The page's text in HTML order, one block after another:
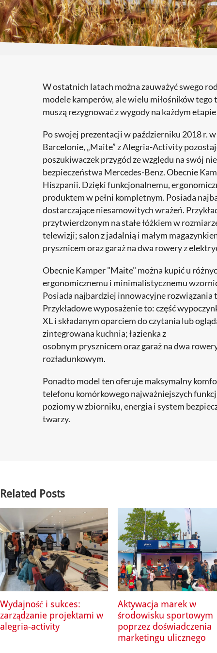
W ostatnich latach można zauważyć swego
modele kamperów, ale wielu miłośników
muszą rezygnować z wygody na każdym
Po swojej prezentacji w październiku 2018 r.
Barcelonie, „Maite” z Alegria-Activity
poszukiwaczek przygód ze względu na swój
bezpieczeństwa Mercedes-Benz. Obecnie
Hiszpanii. Dzięki funkcjonalnemu,
produktem w pełni kompletnym. Posiada
dostarczające niesamowitych wrażeń.
przytwierdzonym na stałe łóżkiem w
telewizji; salon z jadalnią i małym
prysznicem oraz garaż na dwa rowery z
Obecnie Kamper "Maite" można kupić u
ergonomicznemu i minimalistycznemu
Posiada najbardziej innowacyjne
Przykładowe wyposażenie to: część
XL i składanym oparciem do czytania lub
zintegrowana kuchnia; łazienka z
osobnym prysznicem oraz garaż na dwa
rozładunkowym.
Ponadto model ten oferuje maksymalny
telefonu komórkowego najważniejszych
poziomy w zbiorniku, energia i system
twarzy.
Related Posts
Wydajność i sukces:
zarządzanie projektami w
alegria-activity
Aktywacja marek w
środowisku sportowym
poprzez doświadczenia
marketingu ulicznego